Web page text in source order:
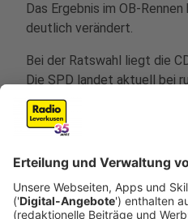
Das Ergebnis im OB-
deutlich verändert.
Bei der Ratswahl liegt die
Die SPD landet aktuell bei
18%. Die aktuelle Verteilung
Koalitionen möglich. Zu
keiner der Spitzenkandidaten
Stand 20.30 Uhr: